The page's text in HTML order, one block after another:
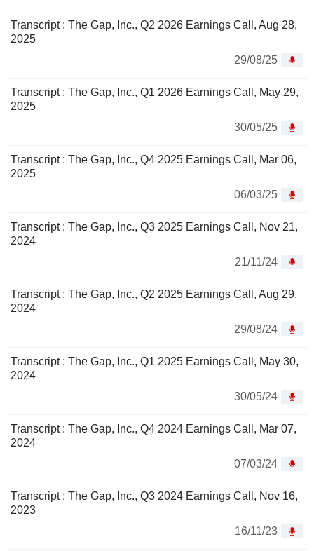
Transcript : The Gap, Inc., Q2 2026 Earnings Call, Aug 28,
2025
29/08/25
Transcript : The Gap, Inc., Q1 2026 Earnings Call, May 29,
2025
30/05/25
Transcript : The Gap, Inc., Q4 2025 Earnings Call, Mar 06,
2025
06/03/25
Transcript : The Gap, Inc., Q3 2025 Earnings Call, Nov 21,
2024
21/11/24
Transcript : The Gap, Inc., Q2 2025 Earnings Call, Aug 29,
2024
29/08/24
Transcript : The Gap, Inc., Q1 2025 Earnings Call, May 30,
2024
30/05/24
Transcript : The Gap, Inc., Q4 2024 Earnings Call, Mar 07,
2024
07/03/24
Transcript : The Gap, Inc., Q3 2024 Earnings Call, Nov 16,
2023
16/11/23